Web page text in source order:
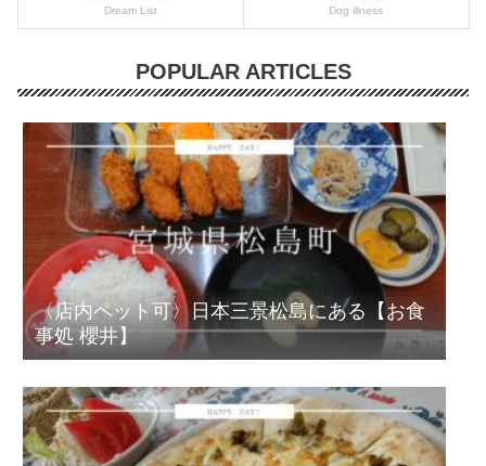
Dream List Dog illness
POPULAR ARTICLES
〈店内ペット可〉日本三景松島にある【お食
事処 櫻井】